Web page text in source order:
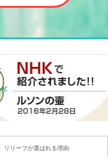
リリーフが選ばれる理由